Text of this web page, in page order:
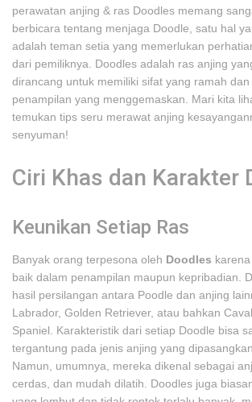
perawatan anjing & ras Doodles memang
berbicara tentang menjaga Doodle, satu hal
adalah teman setia yang memerlukan
dari pemiliknya. Doodles adalah ras anjing
dirancang untuk memiliki sifat yang ramah
penampilan yang menggemaskan. Mari kita
temukan tips seru merawat anjing
senyuman!
Ciri Khas dan Karakter
Keunikan Setiap Ras
Banyak orang terpesona oleh Doodles
baik dalam penampilan maupun kepribadian.
hasil persilangan antara Poodle dan anjing
Labrador, Golden Retriever, atau bahkan
Spaniel. Karakteristik dari setiap Doodle bisa
tergantung pada jenis anjing yang
Namun, umumnya, mereka dikenal sebagai
cerdas, dan mudah dilatih. Doodles juga